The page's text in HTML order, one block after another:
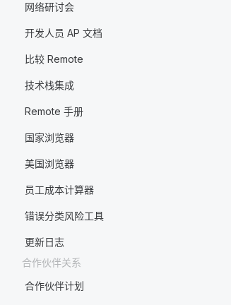
网络研讨会
开发人员 AP 文档
比较 Remote
技术栈集成
Remote 手册
国家浏览器
美国浏览器
员工成本计算器
错误分类风险工具
更新日志
合作伙伴关系
合作伙伴计划